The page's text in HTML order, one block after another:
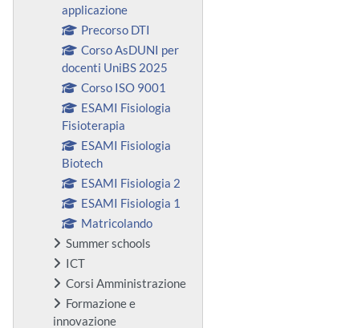
applicazione
Precorso DTI
Corso AsDUNI per
docenti UniBS 2025
Corso ISO 9001
ESAMI Fisiologia
Fisioterapia
ESAMI Fisiologia
Biotech
ESAMI Fisiologia 2
ESAMI Fisiologia 1
Matricolando
Summer schools
ICT
Corsi Amministrazione
Formazione e
innovazione